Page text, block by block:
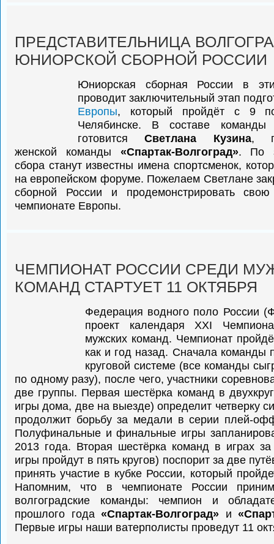
ПРЕДСТАВИТЕЛЬНИЦА
ЮНИОРСКОЙ СБОРНОЙ РОССИИ
Юниорская сборная России в
проводит заключительный этап
Европы, который пройдёт с 9
Челябинске. В составе команды
готовится Светлана Кузина,
женской команды «Спартак-Волгоград». По
сбора станут известны имена спортсменок,
на европейском форуме. Пожелаем Светлане
сборной России и продемонстрировать
чемпионате Европы.
ЧЕМПИОНАТ РОССИИ СРЕДИ
КОМАНД СТАРТУЕТ 11 ОКТЯБРЯ
Федерация водного поло России
проект календаря XXI
мужских команд. Чемпионат
как и год назад. Сначала команды
круговой системе (все команды
по одному разу), после чего, участники
две группы. Первая шестёрка команд в
игры дома, две на выезде) определит четверку
продолжит борьбу за медали в серии плей-
Полуфинальные и финальные игры
2013 года. Вторая шестёрка команд в играх
игры пройдут в пять кругов) поспорит за две
принять участие в кубке России, который
Напомним, что в чемпионате России
волгоградские команды: чемпион и
прошлого года«Спартак-Волгоград» и
Первые игры наши ватерполисты проведут 11